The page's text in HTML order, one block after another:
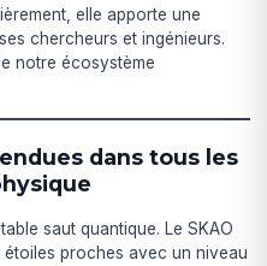
elle apporte une
chercheurs et ingénieurs.
notre écosystème
dans tous les
saut quantique. Le SKAO
étoiles proches avec un niveau